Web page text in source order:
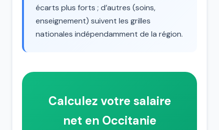
écarts plus forts ; d’autres (soins,
enseignement) suivent les grilles
nationales indépendamment de la région.
Calculez votre salaire
net en Occitanie